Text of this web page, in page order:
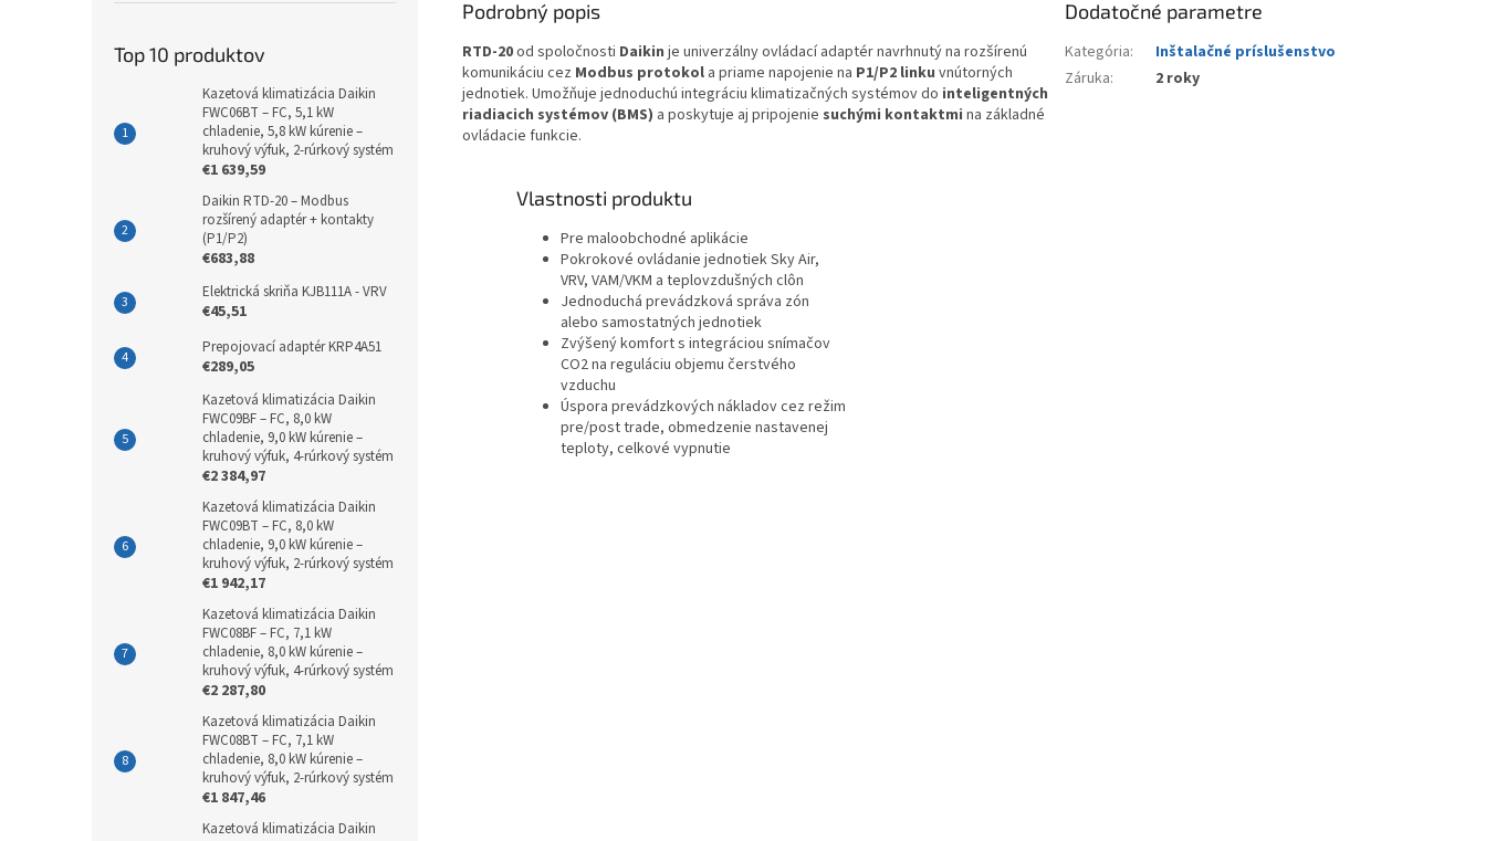
Top 10 produktov
Kazetová klimatizácia Daikin
FWC06BT – FC, 5,1 kW
chladenie, 5,8 kW kúrenie –
kruhový výfuk, 2-rúrkový systém
€1 639,59
Daikin RTD-20 – Modbus
rozšírený adaptér + kontakty
(P1/P2)
€683,88
Elektrická skriňa KJB111A - VRV
€45,51
Prepojovací adaptér KRP4A51
€289,05
Kazetová klimatizácia Daikin
FWC09BF – FC, 8,0 kW
chladenie, 9,0 kW kúrenie –
kruhový výfuk, 4-rúrkový systém
€2 384,97
Kazetová klimatizácia Daikin
FWC09BT – FC, 8,0 kW
chladenie, 9,0 kW kúrenie –
kruhový výfuk, 2-rúrkový systém
€1 942,17
Kazetová klimatizácia Daikin
FWC08BF – FC, 7,1 kW
chladenie, 8,0 kW kúrenie –
kruhový výfuk, 4-rúrkový systém
€2 287,80
Kazetová klimatizácia Daikin
FWC08BT – FC, 7,1 kW
chladenie, 8,0 kW kúrenie –
kruhový výfuk, 2-rúrkový systém
€1 847,46
Kazetová klimatizácia Daikin
Podrobný popis
RTD-20od spoločnosti Daikin je univerzálny ovládací adaptér navrhnutý na rozšírenú
komunikáciu cez Modbus protokol a priame napojenie na P1/P2 linku vnútorných
jednotiek. Umožňuje jednoduchú integráciu klimatizačných systémov do inteligentných
riadiacich systémov (BMS) a poskytuje aj pripojenie suchými kontaktmi na základné
ovládacie funkcie.
Vlastnosti produktu
Pre maloobchodné aplikácie
Pokrokové ovládanie jednotiek Sky Air,
VRV, VAM/VKM a teplovzdušných clôn
Jednoduchá prevádzková správa zón
alebo samostatných jednotiek
Zvýšený komfort s integráciou snímačov
CO2 na reguláciu objemu čerstvého
vzduchu
Úspora prevádzkových nákladov cez režim
pre/post trade, obmedzenie nastavenej
teploty, celkové vypnutie
Dodatočné parametre
Kategória:
Inštalačné príslušenstvo
Záruka: 2 roky